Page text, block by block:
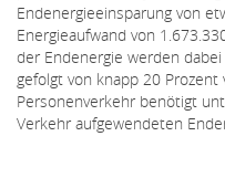
Endenergieeinsparung von
Energieaufwand von
der Endenergie werden dabei
gefolgt von knapp 20
Personenverkehr benötigt
Verkehr aufgewendeten